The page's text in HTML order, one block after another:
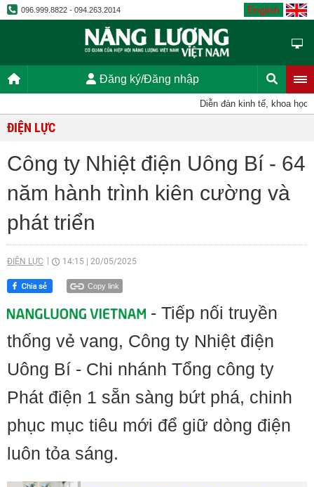
096.999.8822 - 094.263.2014 English
Đăng ký/Đăng nhập
Diễn đàn kinh tế, khoa học,
ĐIỆN LỰC
Công ty Nhiệt điện Uông Bí - 64
năm hành trình kiên cường và
phát triển
ĐIỆN LỰC 14:15 20/05/2025
Copy link
- Tiếp nối truyền
thống vẻ vang, Công ty Nhiệt điện
Uông Bí - Chi nhánh Tổng công ty
Phát điện 1 sẵn sàng bứt phá, chinh
phục mục tiêu mới để giữ dòng điện
luôn tỏa sáng.